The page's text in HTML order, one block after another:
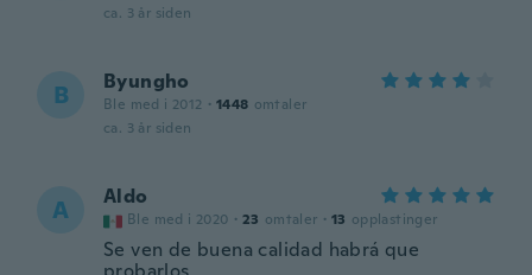
ca. 3 år siden
B Byungho
Ble med i 2012 · 1448 omtaler
ca. 3 år siden
A Aldo
Ble med i 2020 · 23 omtaler · 13 opplastinger
Se ven de buena calidad habrá que